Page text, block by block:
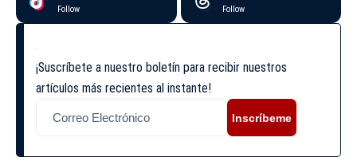
Follow Follow
¡Suscríbete a nuestro boletín para recibir nuestros
artículos más recientes al instante!
Inscríbeme